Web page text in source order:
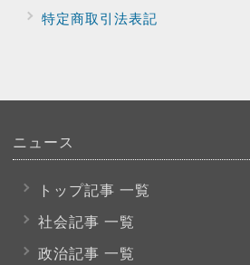
特定商取引法表記
ニュース
トップ記事 一覧
社会記事 一覧
政治記事 一覧